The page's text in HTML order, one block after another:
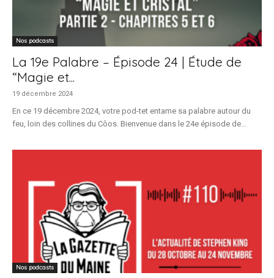
Nos podcasts
La 19e Palabre – Épisode 24 | Étude de
“Magie et...
19 décembre 2024
En ce 19 décembre 2024, votre pod-tet entame sa palabre autour du
feu, loin des collines du Côos. Bienvenue dans le 24e épisode de...
Nos podcasts